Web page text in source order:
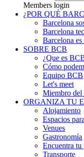
Members login
¿POR QUÉ
Barcelona
Barcelona
Barcelona
SOBRE BCB
¿Que es
Cómo
Equipo BCB
Let's meet
Miembro
ORGANIZA TU
Alojamiento
Espacios
Venues
Gastronomía
Encuentra tu
Transporte